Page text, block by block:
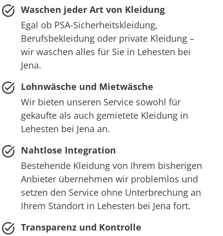
Waschen jeder Art von Kleidung
Egal ob PSA-Sicherheitskleidung,
Berufsbekleidung oder private Kleidung –
wir waschen alles für Sie in Lehesten bei
Jena.
Lohnwäsche und Mietwäsche
Wir bieten unseren Service sowohl für
gekaufte als auch gemietete Kleidung in
Lehesten bei Jena an.
Nahtlose Integration
Bestehende Kleidung von Ihrem bisherigen
Anbieter übernehmen wir problemlos und
setzen den Service ohne Unterbrechung an
Ihrem Standort in Lehesten bei Jena fort.
Transparenz und Kontrolle